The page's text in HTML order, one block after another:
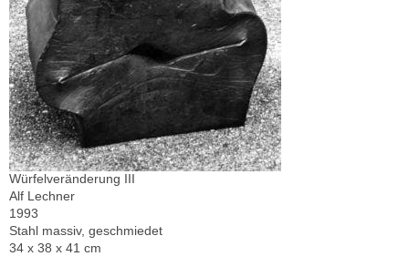
Würfelveränderung III
Alf Lechner
1993
Stahl massiv, geschmiedet
34 x 38 x 41 cm